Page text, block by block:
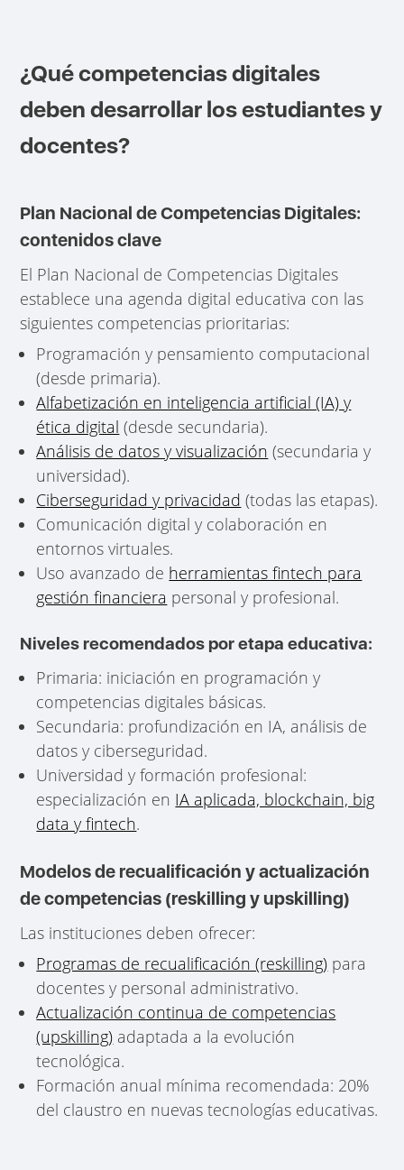
¿Qué competencias digitales
deben desarrollar los estudiantes y
docentes?
Plan Nacional de Competencias Digitales:
contenidos clave
El Plan Nacional de Competencias Digitales
establece una agenda digital educativa con las
siguientes competencias prioritarias:
Programación y pensamiento computacional
(desde primaria).
Alfabetización en inteligencia artificial (IA) y
ética digital (desde secundaria).
Análisis de datos y visualización (secundaria y
universidad).
Ciberseguridad y privacidad (todas las etapas).
Comunicación digital y colaboración en
entornos virtuales.
Uso avanzado de herramientas fintech para
gestión financiera personal y profesional.
Niveles recomendados por etapa educativa:
Primaria: iniciación en programación y
competencias digitales básicas.
Secundaria: profundización en IA, análisis de
datos y ciberseguridad.
Universidad y formación profesional:
especialización en IA aplicada, blockchain, big
data y fintech.
Modelos de recualificación y actualización
de competencias (reskilling y upskilling)
Las instituciones deben ofrecer:
Programas de recualificación (reskilling) para
docentes y personal administrativo.
Actualización continua de competencias
(upskilling) adaptada a la evolución
tecnológica.
Formación anual mínima recomendada: 20%
del claustro en nuevas tecnologías educativas.